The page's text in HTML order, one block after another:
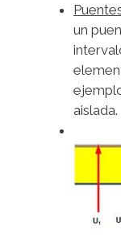
un
aislada.